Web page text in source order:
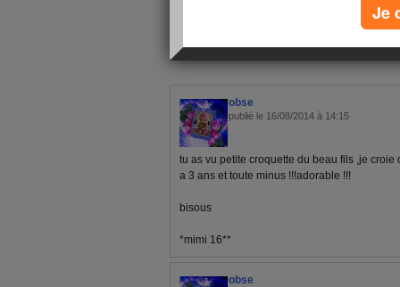
21 - 30 de 90 « ‹ Préc. 1 2 3 4 5
obse
publié le 16/08/2014 à 14:15
tu as vu petite croquette du beau fils ,je
a 3 ans et toute minus !!!adorable !!!
bisous
*mimi 16**
obse
Je